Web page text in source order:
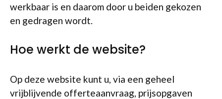
werkbaar is en daarom door u beiden gekozen
en gedragen wordt.
Hoe werkt de website?
Op deze website kunt u, via een geheel
vrijblijvende offerteaanvraag, prijsopgaven